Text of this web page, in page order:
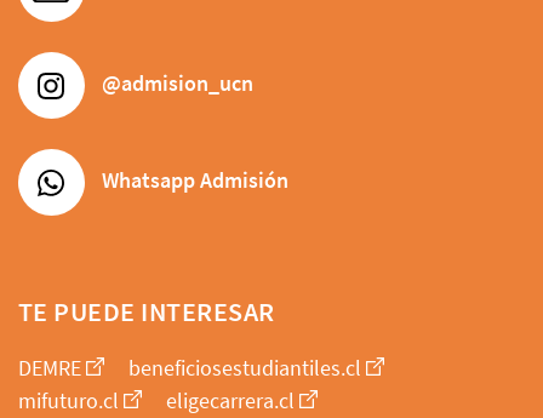
@admision_ucn
Whatsapp Admisión
TE PUEDE INTERESAR
DEMRE
beneficiosestudiantiles.cl
mifuturo.cl
eligecarrera.cl